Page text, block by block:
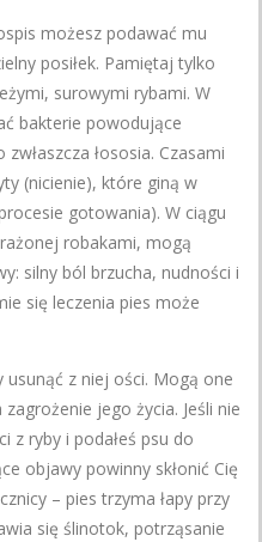
możesz podawać mu
posiłek. Pamiętaj tylko
surowymi rybami. W
bakterie powodujące
łososia. Czasami
(nicienie), które giną w
gotowania). W ciągu
robakami, mogą
silny ból brzucha, nudności i
się leczenia pies może
usunąć z niej ości. Mogą one
jego życia. Jeśli nie
z ryby i podałeś psu do
objawy powinny skłonić Cię
– pies trzyma łapy przy
się ślinotok, potrząsanie